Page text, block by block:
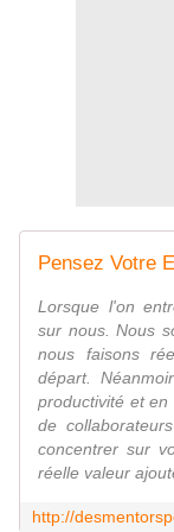
Lorsque l'on
sur nous. Nous
nous faisons
départ.
productivité et
de
concentrer sur
réelle valeur